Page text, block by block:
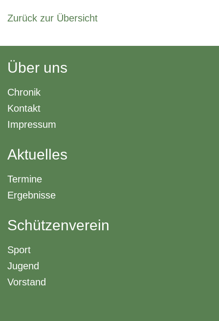
Zurück zur Übersicht
Über uns
Chronik
Kontakt
Impressum
Aktuelles
Termine
Ergebnisse
Schützenverein
Sport
Jugend
Vorstand